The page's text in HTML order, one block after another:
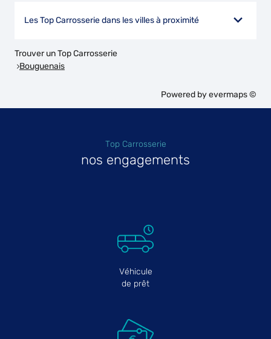
Les Top Carrosserie dans les villes à proximité
Trouver un Top Carrosserie
Bouguenais
Powered byevermaps ©
Top Carrosserie
nos engagements
Véhicule
de prêt